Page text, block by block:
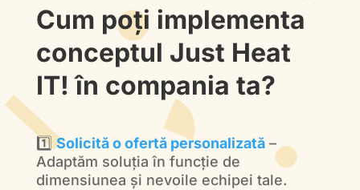
Cum poți implementa
conceptul Just Heat
IT! în compania ta?
1️⃣ Solicită o ofertă personalizată–
Adaptăm soluția în funcție de
dimensiunea și nevoile echipei tale.